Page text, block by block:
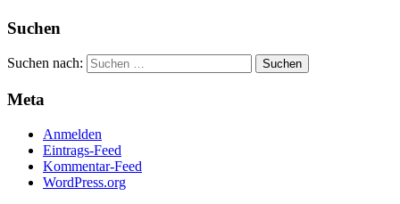
Suchen
Suchen nach:
Meta
Anmelden
Eintrags-Feed
Kommentar-Feed
WordPress.org